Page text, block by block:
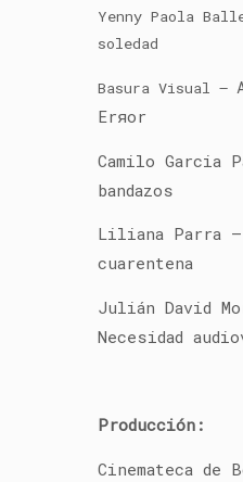
Yenny Paola
soledad
Basura Visual –
Erяor
Camilo Garcia
bandazos
Liliana Parra –
cuarentena
Julián David
Necesidad
Producción:
Cinemateca de